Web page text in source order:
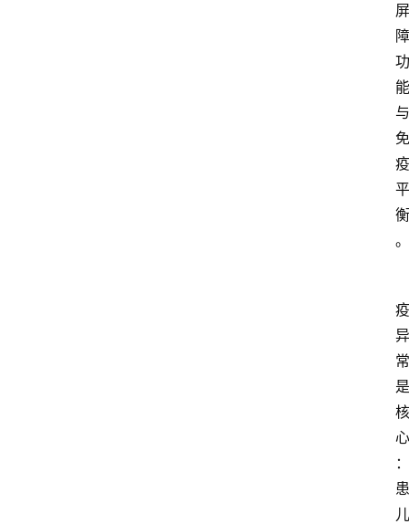
屏
障
功
能
与
免
疫
平
衡
。
疫
异
常
是
核
心
：
患
儿